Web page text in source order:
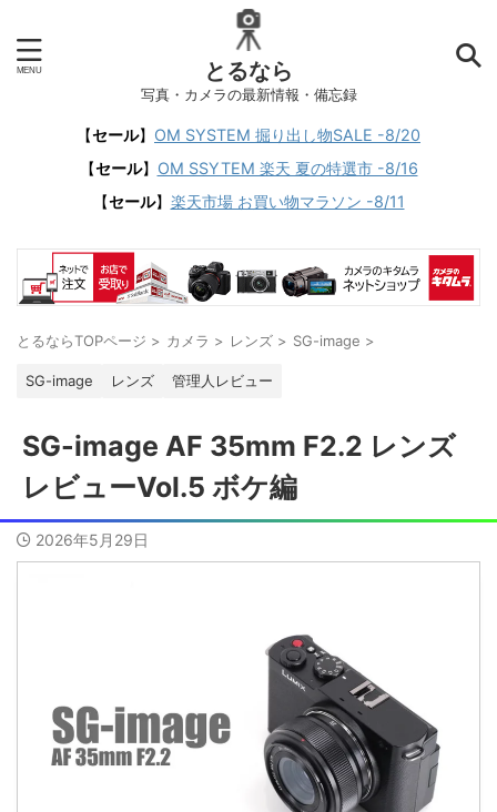
とるなら
写真・カメラの最新情報・備忘録
【セール】 OM SYSTEM 掘り出し物SALE -8/20
【セール】 OM SSYTEM 楽天 夏の特選市 -8/16
【セール】 楽天市場 お買い物マラソン -8/11
とるならTOPページ > カメラ > レンズ > SG-image >
SG-image レンズ 管理人レビュー
SG-image AF 35mm F2.2 レンズ
レビューVol.5 ボケ編
2026年5月29日